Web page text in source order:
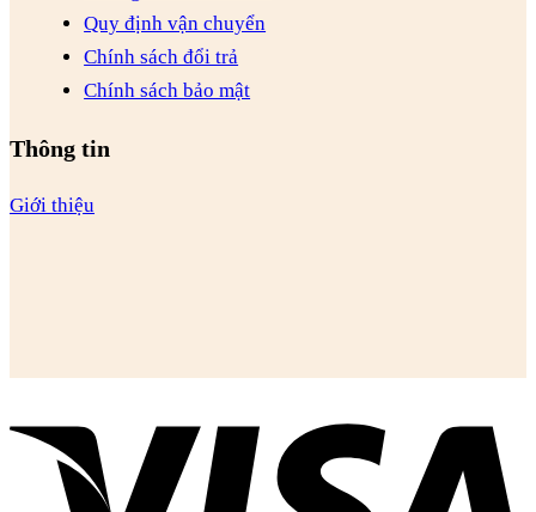
Quy định vận chuyển
Chính sách đổi trả
Chính sách bảo mật
Thông tin
Giới thiệu